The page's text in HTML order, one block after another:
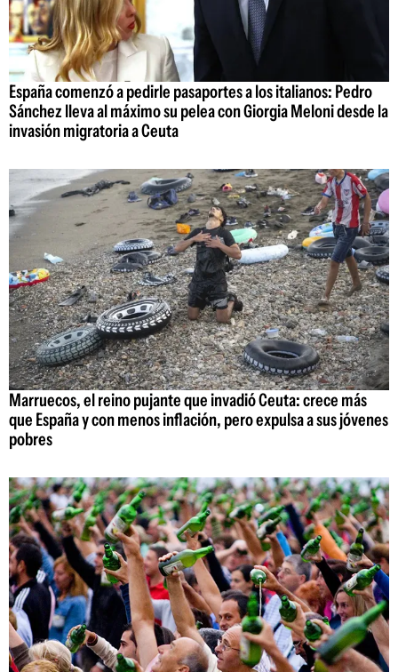
España comenzó a pedirle pasaportes a los italianos: Pedro
Sánchez lleva al máximo su pelea con Giorgia Meloni desde la
invasión migratoria a Ceuta
Marruecos, el reino pujante que invadió Ceuta: crece más
que España y con menos inflación, pero expulsa a sus jóvenes
pobres